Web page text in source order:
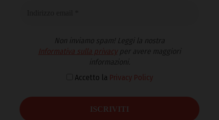
Non inviamo spam! Leggi la nostra
Informativa sulla privacyper avere maggiori
informazioni.
Accetto la Privacy Policy